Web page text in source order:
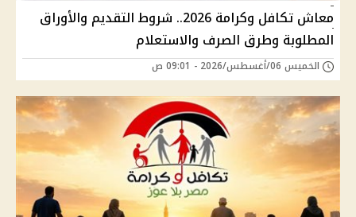
معاش تكافل وكرامة 2026.. شروط التقديم والأوراق
المطلوبة وطرق الصرف والاستعلام
الخميس 06/أغسطس/2026 - 09:01 ص